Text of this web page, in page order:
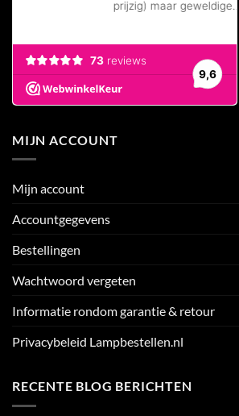
MIJN ACCOUNT
Mijn account
Accountgegevens
Bestellingen
Wachtwoord vergeten
Informatie rondom garantie & retour
Privacybeleid Lampbestellen.nl
RECENTE BLOG BERICHTEN